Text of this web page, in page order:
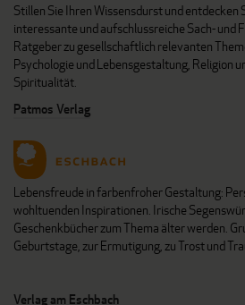
Stillen Sie Ihren Wissensdurst und entdecken
interessante und aufschlussreiche Sach- und
Ratgeber zu gesellschaftlich relevanten
Psychologie und Lebensgestaltung, Religion
Spiritualität.
Patmos Verlag
Lebensfreude in farbenfroher Gestaltung:
wohltuenden Inspirationen. Irische
Geschenkbücher zum Thema älter werden.
Geburtstage, zur Ermutigung, zu Trost und
Verlag am Eschbach